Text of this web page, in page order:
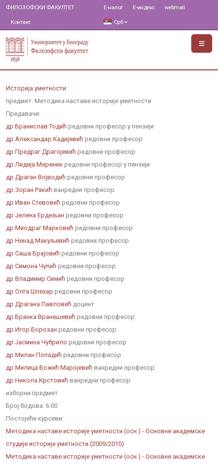
ФИЛОЗОФСКИ ФАКУЛТЕТ
Контакт
Е-налог Е-индекс webmail
Срб
Историја уметности
предмет: Методика наставе историје уметности
Предавачи:
др Бранислав Тодић редовни професор у пензији
др Александар Кадијевић редовни професор
др Предраг Драгојевић редовни професор
др Лидија Мереник редовни професор у пензији
др Драган Војводић редовни професор
др Зоран Ракић ванредни професор
др Иван Стевовић редовни професор
др Јелена Ердељан редовни професор
др Миодраг Марковић редовни професор
др Ненад Макуљевић редовни професор
др Саша Брајовић редовни професор
др Симона Чупић редовни професор
др Владимир Симић редовни професор
др Олга Шпехар редовни професор
др Драгана Павловић доцент
др Бранка Вранешевић редовни професор
др Игор Борозан редовни професор
др Јасмина Чубрило редовни професор
др Милан Попадић редовни професор
др Милица Божић Маројевић ванредни професор
др Никола Крстовић ванредни професор
изборни предмет
Број бодова: 6.00
Постојећи курсеви:
Методика наставе историје уметности (осн.) - Основне академске
студије историје уметности (2009/2010)
Методика наставе историје уметности (осн.) - Основне академске